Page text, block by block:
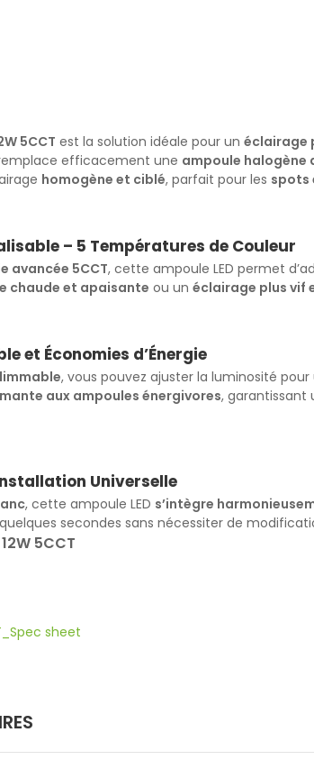
5CCT est la solution idéale pour un éclairage
efficacement une ampoule halogène
homogène et ciblé, parfait pour les spots
– 5 Températures de Couleur
avancée 5CCT, cette ampoule LED permet
chaude et apaisante ou un éclairage plus vif
et Économies d’Énergie
, vous pouvez ajuster la luminosité pour
aux ampoules énergivores, garantissant
Universelle
, cette ampoule LED s’intègre
quelques secondes sans nécessiter de
5CCT
sheet